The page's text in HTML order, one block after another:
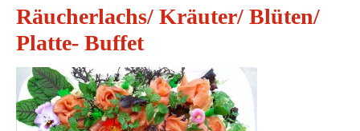
Räucherlachs/ Kräuter/ Blüten/
Platte- Buffet